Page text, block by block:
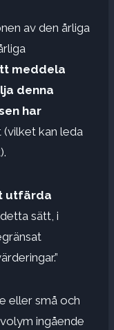
av den årliga
meddela
denna
har
(vilket kan leda
utfärda
sätt, i
eller små och
ingående